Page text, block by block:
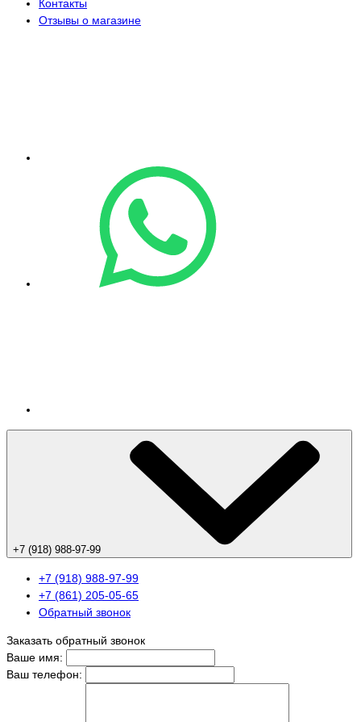
Контакты
Отзывы о магазине
+7 (918) 988-97-99
+7 (918) 988-97-99
+7 (861) 205-05-65
Обратный звонок
Заказать обратный звонок
Ваше имя:
Ваш телефон: